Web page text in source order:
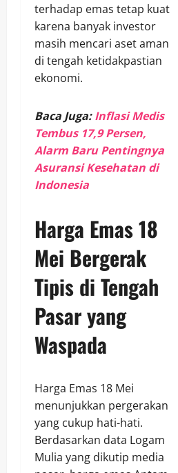
terhadap emas tetap kuat
karena banyak investor
masih mencari aset aman
di tengah ketidakpastian
ekonomi.
Baca Juga:Inflasi Medis
Tembus 17,9 Persen,
Alarm Baru Pentingnya
Asuransi Kesehatan di
Indonesia
Harga Emas 18
Mei Bergerak
Tipis di Tengah
Pasar yang
Waspada
Harga Emas 18 Mei
menunjukkan pergerakan
yang cukup hati-hati.
Berdasarkan data Logam
Mulia yang dikutip media